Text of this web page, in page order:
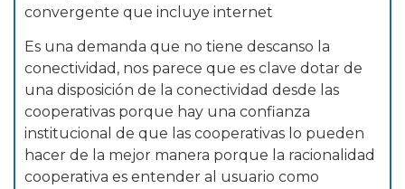
convergente que incluye internet
Es una demanda que no tiene descanso la
conectividad, nos parece que es clave dotar de
una disposición de la conectividad desde las
cooperativas porque hay una confianza
institucional de que las cooperativas lo pueden
hacer de la mejor manera porque la racionalidad
cooperativa es entender al usuario como